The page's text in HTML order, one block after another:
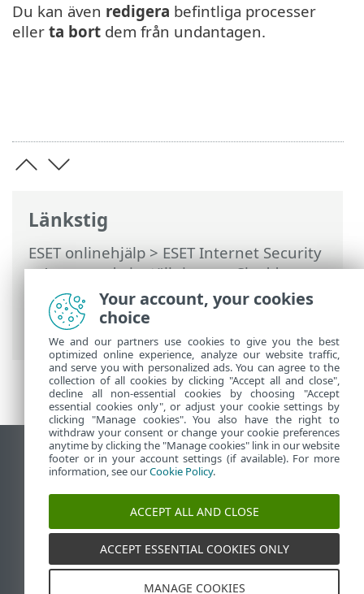
Länkstig
ESET onlinehjälp>ESET Internet Security
>Avancerade inställningar>Skydd>
Skydd av filsystemet i realtid>Behandlar
undantag
> Lägg till eller redigera
processexkluderingar
Du kan även redigera befintliga processer
eller ta bort dem från undantagen.
Visa skrivbords-webbplats
End of Life
ESET kunskapsbas
ESET Status Portal
Regional support
Your account, your cookies
choice
We and our partners use cookies to give you the best
optimized online experience, analyze our website traffic,
and serve you with personalized ads. You can agree to the
collection of all cookies by clicking "Accept all and close",
decline all non-essential cookies by choosing "Accept
essential cookies only", or adjust your cookie settings by
clicking "Manage cookies". You also have the right to
withdraw your consent or change your cookie preferences
anytime by clicking the "Manage cookies" link in our website
footer or in your account settings (if available). For more
information, see ourCookie Policy.
ACCEPT ALL AND CLOSE
ACCEPT ESSENTIAL COOKIES ONLY
MANAGE COOKIES